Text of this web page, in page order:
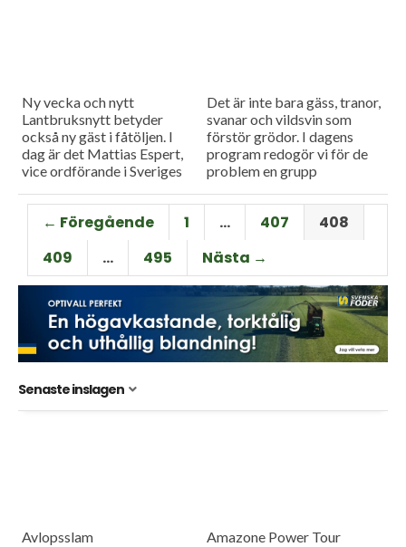
Ny vecka och nytt
Lantbruksnytt betyder
också ny gäst i fåtöljen. I
dag är det Mattias Espert,
vice ordförande i Sveriges
utfrågad i
Måndagsintervjun.
Det är inte bara gäss, tranor,
svanar och vildsvin som
förstör grödor. I dagens
program redogör vi för de
problem en grupp
Och så finns det stora...
← Föregående 1 … 407
408
409
… 495 Nästa →
Senaste inslagen
Avlopsslam Amazone Power Tour